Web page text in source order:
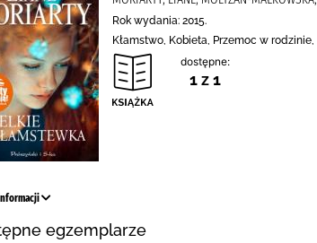
Rok wydania: 2015.
Kłamstwo, Kobieta, Przemoc w
dostępne:
1 z 1
egzemplarze